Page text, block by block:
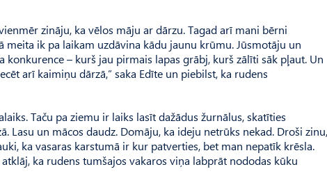
zināju, ka vēlos māju ar dārzu. Tagad arī mani bērni
meita ik pa laikam uzdāvina kādu jaunu krūmu. Jūsmotāju un
– kurš jau pirmais lapas grābj, kurš zālīti sāk pļaut. Un
arī kaimiņu dārzā,” saka Edīte un piebilst, ka rudens
Taču pa ziemu ir laiks lasīt dažādus žurnālus, skatīties
Lasu un mācos daudz. Domāju, ka ideju netrūks nekad. Droši zinu,
ka vasaras karstumā ir kur patverties, bet man nepatīk krēsla.
ka rudens tumšajos vakaros viņa labprāt nododas kūku